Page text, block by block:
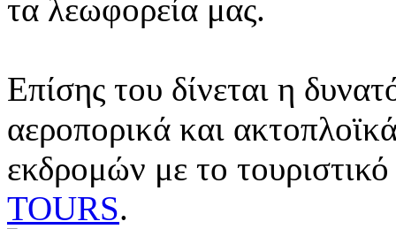
τα λεωφορεία μας.
Επίσης του δίνεται η
αεροπορικά και
εκδρομών με το
TOURS.